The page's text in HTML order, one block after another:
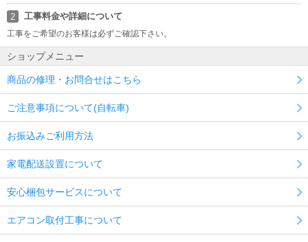
2 工事料金や詳細について
工事をご希望のお客様は必ずご確認下さい。
ショップメニュー
商品の修理・お問合せはこちら
ご注意事項について(自転車)
お振込みご利用方法
家電配送設置について
安心梱包サービスについて
エアコン取付工事について